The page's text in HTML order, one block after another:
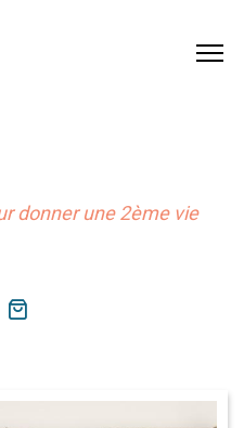
donner une 2ème vie